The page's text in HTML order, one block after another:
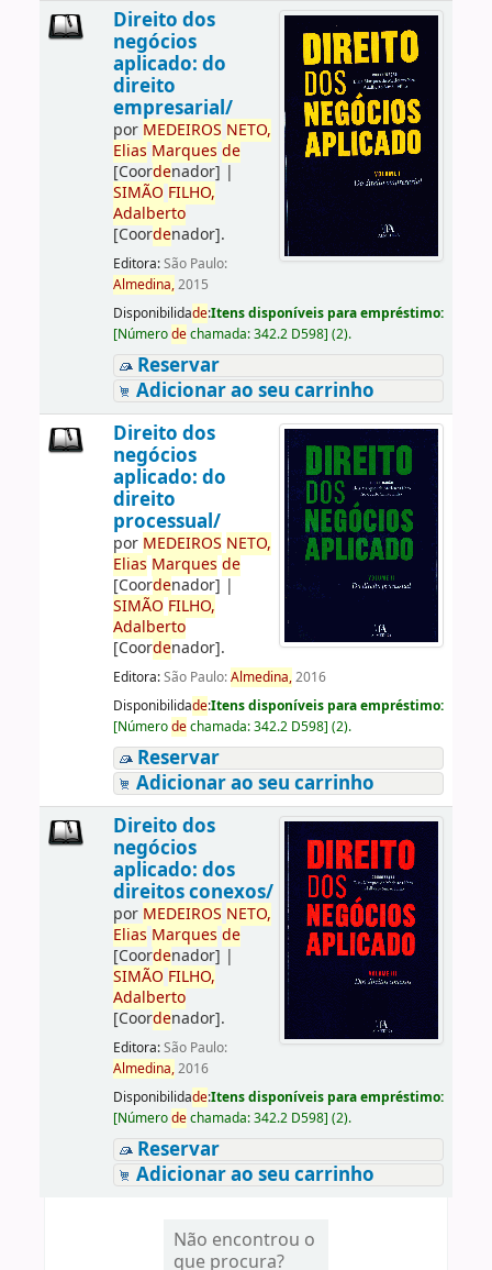
Direito dos
negócios
aplicado: do
direito
empresarial/
por MEDEIROS NETO,
Elias Marques de
[Coordenador] |
SIMÃO FILHO,
Adalberto
[Coordenador].
Editora:São Paulo:
Almedina,2015
Disponibilidade:Itens disponíveis para empréstimo:
[Númerodechamada:342.2 D598] (2).
Reservar
Adicionar ao seu carrinho
Direito dos
negócios
aplicado: do
direito
processual/
por MEDEIROS NETO,
Elias Marques de
[Coordenador] |
SIMÃO FILHO,
Adalberto
[Coordenador].
Editora:São Paulo:Almedina,2016
Disponibilidade:Itens disponíveis para empréstimo:
[Númerodechamada:342.2 D598] (2).
Reservar
Adicionar ao seu carrinho
Direito dos
negócios
aplicado: dos
direitos conexos/
por MEDEIROS NETO,
Elias Marques de
[Coordenador] |
SIMÃO FILHO,
Adalberto
[Coordenador].
Editora:São Paulo:
Almedina,2016
Disponibilidade:Itens disponíveis para empréstimo:
[Númerodechamada:342.2 D598] (2).
Reservar
Adicionar ao seu carrinho
Não encontrou o
que procura?